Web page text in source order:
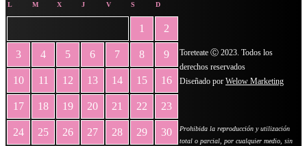
L M X J V S D
1 2
3 4 5 6 7 8 9
10 11 12 13 14 15 16
17 18 19 20 21 22 23
24 25 26 27 28 29 30
Toreteate Ⓒ 2023. Todos los
derechos reservados
Diseñado por Welow Marketing
Prohibida la reproducción y utilización
total o parcial, por cualquier medio, sin